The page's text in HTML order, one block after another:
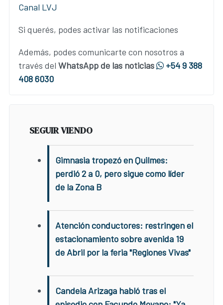
Canal LVJ
Si querés, podes activar las notificaciones
Además, podes comunicarte con nosotros a
través del WhatsApp de las noticias
+54 9 388
408 6030
SEGUIR VIENDO
Gimnasia tropezó en Quilmes:
perdió 2 a 0, pero sigue como líder
de la Zona B
Atención conductores: restringen el
estacionamiento sobre avenida 19
de Abril por la feria "Regiones Vivas"
Candela Arizaga habló tras el